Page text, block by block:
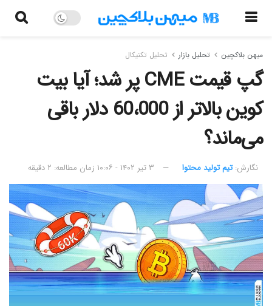
میهن بلاکچین تحلیل بازار تحلیل تکنیکال
گپ قیمت CME پر شد؛ آیا بیت
کوین بالاتر از 60،000 دلار باقی
می‌ماند؟
نگارش:‌ تیم تولید محتوا ۳ تیر ۱۴۰۲ - ۱۰:۰۶ زمان مطالعه: ۲ دقیقه